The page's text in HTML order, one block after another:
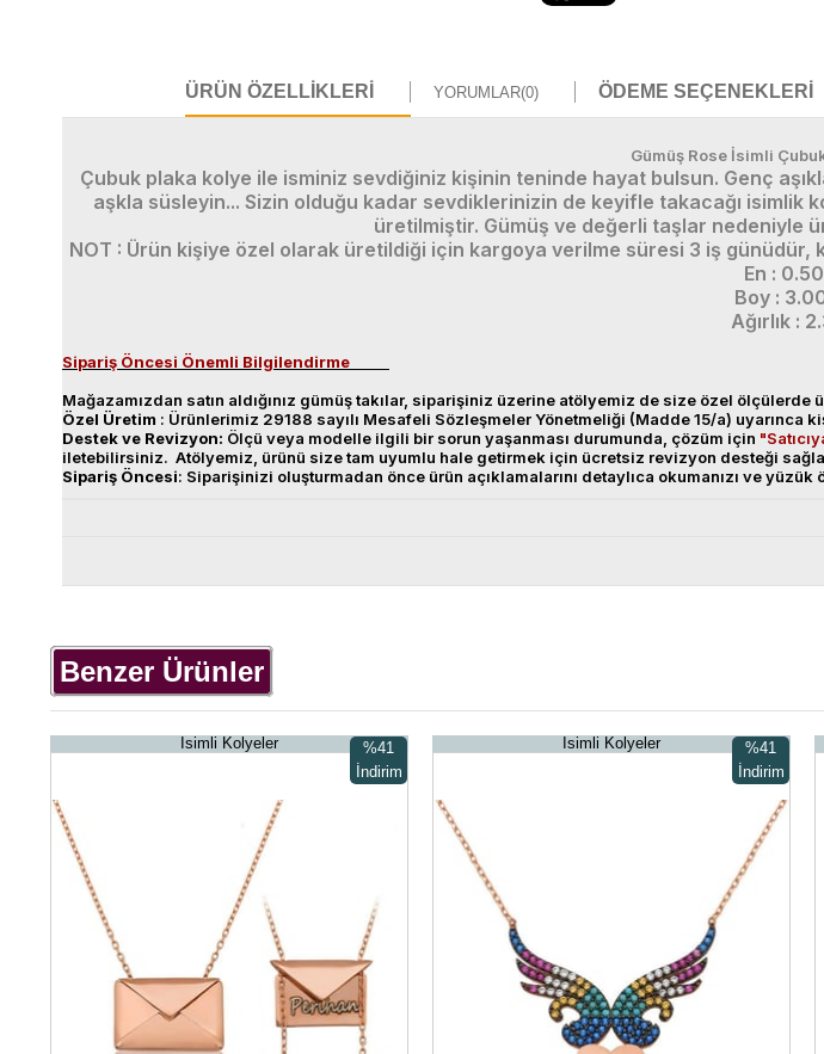
ÜRÜN ÖZELLIKLERI YORUMLAR(0) ÖDEME SEÇENEKLERI
Gümüş Rose İsimli
Çubuk plaka kolye ile isminiz sevdiğiniz kişinin teninde hayat bulsun. Genç
aşkla süsleyin... Sizin olduğu kadar sevdiklerinizin de keyifle takacağı isimlik
üretilmiştir. Gümüş ve değerli taşlar nedeniyle
NOT : Ürün kişiye özel olarak üretildiği için kargoya verilme süresi 3 iş
En :
Boy :
Ağırlık :
Sipariş Öncesi Önemli Bilgilendirme
Mağazamızdan satın aldığınız gümüş takılar, siparişiniz üzerine atölyemiz de size özel ölçülerde
Özel Üretim : Ürünlerimiz 29188 sayılı Mesafeli Sözleşmeler Yönetmeliği (Madde 15/a) uyarınca
Destekve Revizyon: Ölçü veya modelle ilgili bir sorun yaşanması durumunda, çözüm için
iletebilirsiniz. Atölyemiz, ürünü size tam uyumlu hale getirmek için ücretsiz revizyon desteği
Sipariş Öncesi: Siparişinizi oluşturmadan önce ürün açıklamalarını detaylıca okumanızı ve
Benzer Ürünler
İsimli Kolyeler
%41
İndirim
İsimli Kolyeler
%41
İndirim
%41İndirim